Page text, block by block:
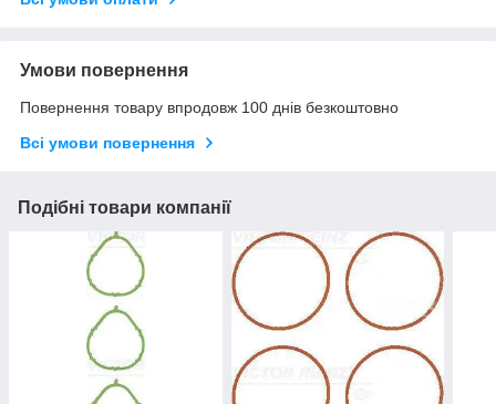
Умови повернення
Повернення товару впродовж 100 днів безкоштовно
Всі умови повернення
Подібні товари компанії